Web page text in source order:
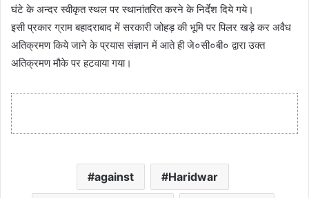
घंटे के अन्दर स्वीकृत स्थल पर स्थानांतरित करने के निर्देश दिये गये।
इसी प्रकार ग्राम बहादराबाद में सरकारी जोहड़ की भूमि पर पिलर खड़े कर अवैध
अतिक्रमण किये जाने के प्रयास संज्ञान में आते ही जे०सी०बी० द्वारा उक्त
अतिक्रमण मौके पर हटवाया गया।
against Haridwar